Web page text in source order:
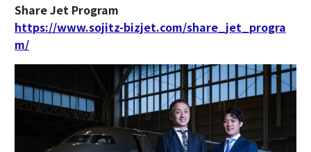
Share Jet Program
https://www.sojitz-bizjet.com/share_jet_progra
m/